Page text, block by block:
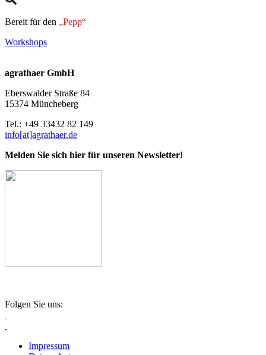
Bereit für den „Pepp“
Workshops
agrathaer GmbH
Eberswalder Straße 84
15374 Müncheberg
Tel.: +49 33432 82 149
info[at]agrathaer.de
Melden Sie sich hier für unseren Newsletter!
Folgen Sie uns:
Impressum